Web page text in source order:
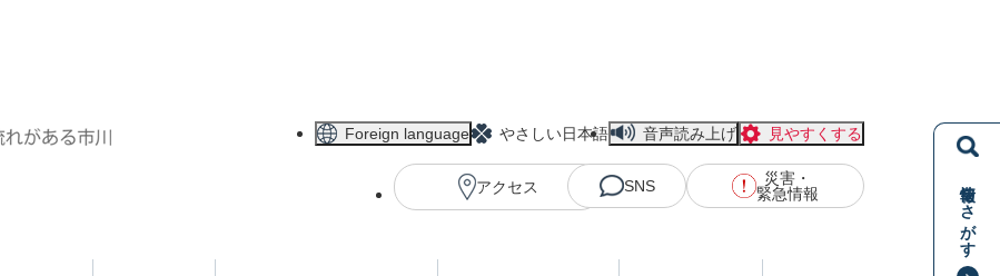
情報をさがす
Foreign language やさしい日本語 音声読み上げ 見やすくする
アクセス SNS
災害・
緊急情報